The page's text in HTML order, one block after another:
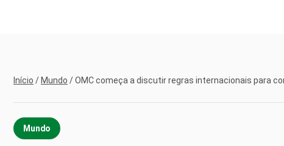
Início / Mundo /OMC começa a discutir regras internacionais para
Mundo